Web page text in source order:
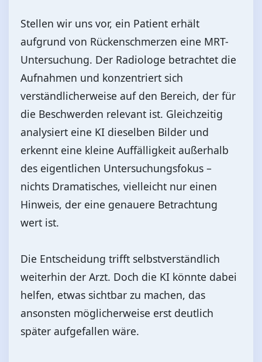
Stellen wir uns vor, ein Patient erhält
aufgrund von Rückenschmerzen eine MRT-
Untersuchung. Der Radiologe betrachtet die
Aufnahmen und konzentriert sich
verständlicherweise auf den Bereich, der für
die Beschwerden relevant ist. Gleichzeitig
analysiert eine KI dieselben Bilder und
erkennt eine kleine Auffälligkeit außerhalb
des eigentlichen Untersuchungsfokus –
nichts Dramatisches, vielleicht nur einen
Hinweis, der eine genauere Betrachtung
wert ist.
Die Entscheidung trifft selbstverständlich
weiterhin der Arzt. Doch die KI könnte dabei
helfen, etwas sichtbar zu machen, das
ansonsten möglicherweise erst deutlich
später aufgefallen wäre.